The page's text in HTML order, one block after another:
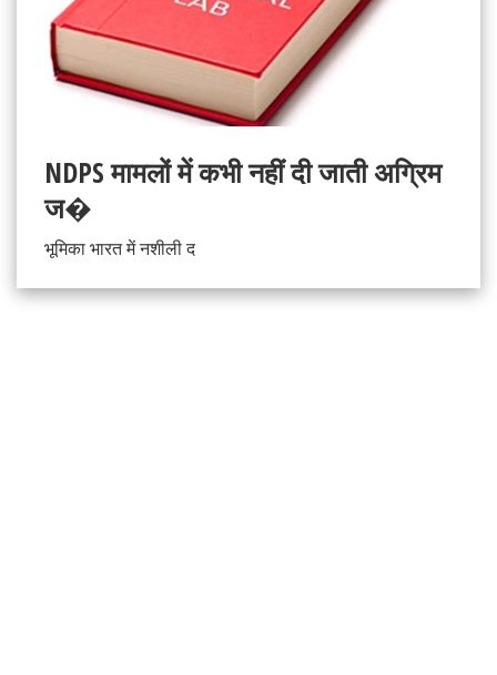
NDPS मामलों में कभी नहीं दी जाती अग्रिम
ज�
भूमिका भारत में नशीली द